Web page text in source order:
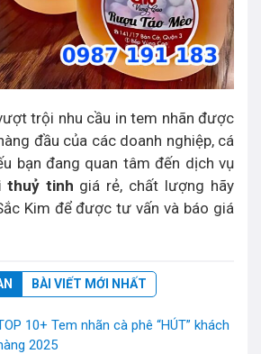
trội nhu cầu in tem nhãn được
đầu của các doanh nghiệp, cá
bạn đang quan tâm đến dịch vụ
thuỷ tinh giá rẻ, chất lượng hãy
Kim để được tư vấn và báo giá
BÀI VIẾT MỚI NHẤT
10+ Tem nhãn cà phê “HÚT” khách
2025